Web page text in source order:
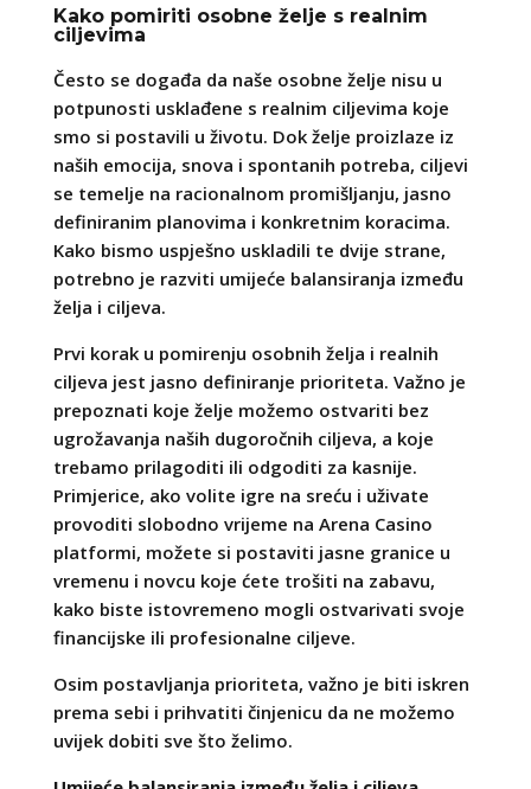
Kako pomiriti osobne želje s realnim
ciljevima
Često se događa da naše osobne želje nisu u
potpunosti usklađene s realnim ciljevima koje
smo si postavili u životu. Dok želje proizlaze iz
naših emocija, snova i spontanih potreba, ciljevi
se temelje na racionalnom promišljanju, jasno
definiranim planovima i konkretnim koracima.
Kako bismo uspješno uskladili te dvije strane,
potrebno je razviti umijeće balansiranja između
želja i ciljeva.
Prvi korak u pomirenju osobnih želja i realnih
ciljeva jest jasno definiranje prioriteta. Važno je
prepoznati koje želje možemo ostvariti bez
ugrožavanja naših dugoročnih ciljeva, a koje
trebamo prilagoditi ili odgoditi za kasnije.
Primjerice, ako volite igre na sreću i uživate
provoditi slobodno vrijeme na Arena Casino
platformi, možete si postaviti jasne granice u
vremenu i novcu koje ćete trošiti na zabavu,
kako biste istovremeno mogli ostvarivati svoje
financijske ili profesionalne ciljeve.
Osim postavljanja prioriteta, važno je biti iskren
prema sebi i prihvatiti činjenicu da ne možemo
uvijek dobiti sve što želimo.